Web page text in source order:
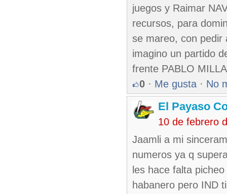
juegos y Raimar
recursos, para
se mareo, con pedir
imagino un partido
frente PABLO
0 · Me gusta · No
El Payaso
10 de febrero
Jaamli a mi
numeros ya q
les hace falta
habanero pero IND